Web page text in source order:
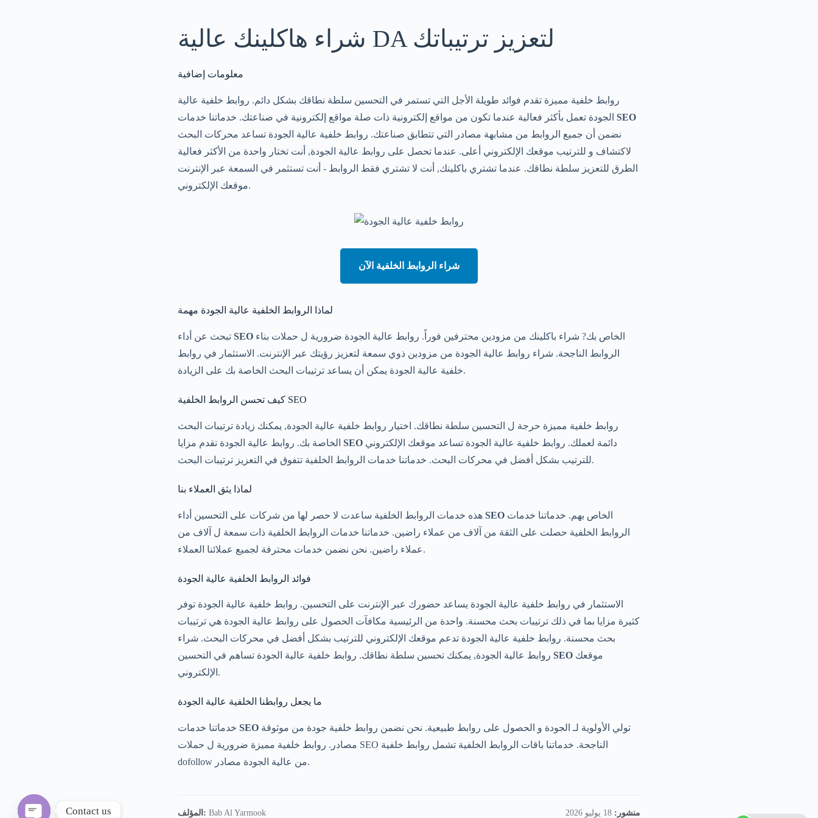
شراء هاكلينك عالية DA لتعزيز ترتيباتك
معلومات إضافية
روابط خلفية مميزة تقدم فوائد طويلة الأجل التي تستمر في التحسين سلطة نطاقك بشكل دائم. روابط خلفية عالية
SEO
نضمن أن جميع الروابط من مشابهة مصادر التي تتطابق صناعتك. روابط خلفية عالية الجودة تساعد محركات البحث
لاكتشاف و للترتيب موقعك الإلكتروني أعلى. عندما تحصل على روابط عالية الجودة, أنت تختار واحدة من الأكثر فعالية
الطرق للتعزيز سلطة نطاقك. عندما تشتري باكلينك, أنت لا تشتري فقط الروابط - أنت تستثمر في السمعة عبر الإنترنت
موقعك الإلكتروني.
شراء الروابط الخلفية الآن
لماذا الروابط الخلفية عالية الجودة مهمة
SEO
الروابط الناجحة. شراء روابط عالية الجودة من مزودين ذوي سمعة لتعزيز رؤيتك عبر الإنترنت. الاستثمار في روابط
خلفية عالية الجودة يمكن أن يساعد ترتيبات البحث الخاصة بك على الزيادة.
كيف تحسن الروابط الخلفية SEO
روابط خلفية مميزة حرجة ل التحسين سلطة نطاقك. اختيار روابط خلفية عالية الجودة, يمكنك زيادة ترتيبات البحث
SEO
للترتيب بشكل أفضل في محركات البحث. خدماتنا خدمات الروابط الخلفية تتفوق في التعزيز ترتيبات البحث.
لماذا يثق العملاء بنا
SEO
الروابط الخلفية حصلت على الثقة من آلاف من عملاء راضين. خدماتنا خدمات الروابط الخلفية ذات سمعة ل آلاف من
عملاء راضين. نحن نضمن خدمات محترفة لجميع عملائنا العملاء.
فوائد الروابط الخلفية عالية الجودة
الاستثمار في روابط خلفية عالية الجودة يساعد حضورك عبر الإنترنت على التحسين. روابط خلفية عالية الجودة توفر
كثيرة مزايا بما في ذلك ترتيبات بحث محسنة. واحدة من الرئيسية مكافآت الحصول على روابط عالية الجودة هي ترتيبات
بحث محسنة. روابط خلفية عالية الجودة تدعم موقعك الإلكتروني للترتيب بشكل أفضل في محركات البحث. شراء
SEO
الإلكتروني.
ما يجعل روابطنا الخلفية عالية الجودة
SEO
مصادر. روابط خلفية مميزة ضرورية ل حملات SEO الناجحة. خدماتنا باقات الروابط الخلفية تشمل روابط خلفية
dofollow من عالية الجودة مصادر.
المؤلف: Bab Al Yarmook منشور: 18 يوليو 2026 Contact us